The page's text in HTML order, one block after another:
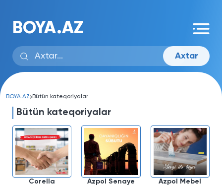
BOYA.AZ
Axtar
BOYA.AZ Bütün kateqoriyalar
Bütün kateqoriyalar
Corella
Azpol Sənaye
Azpol Mebel